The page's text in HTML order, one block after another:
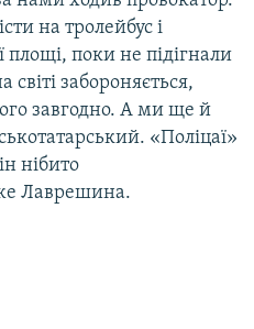
на тролейбус і
площі, поки не підігнали
світі забороняється,
завгодно. А ми ще й
«Поліцаї»
нібито
Лаврешина.